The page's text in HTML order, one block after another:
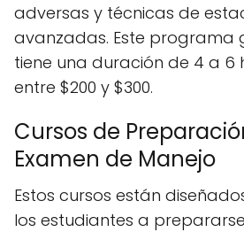
adversas y técnicas de
avanzadas. Este programa
tiene una duración de 4 a 6
entre $200 y $300.
Cursos de
Examen de Manejo
Estos cursos están
los estudiantes a